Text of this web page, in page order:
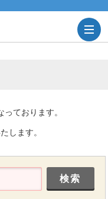
ております。
します。